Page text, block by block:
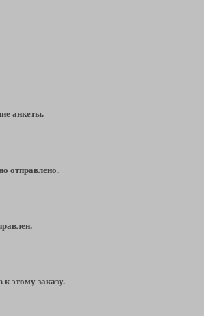
анкеты.
отправлено.
этому заказу.